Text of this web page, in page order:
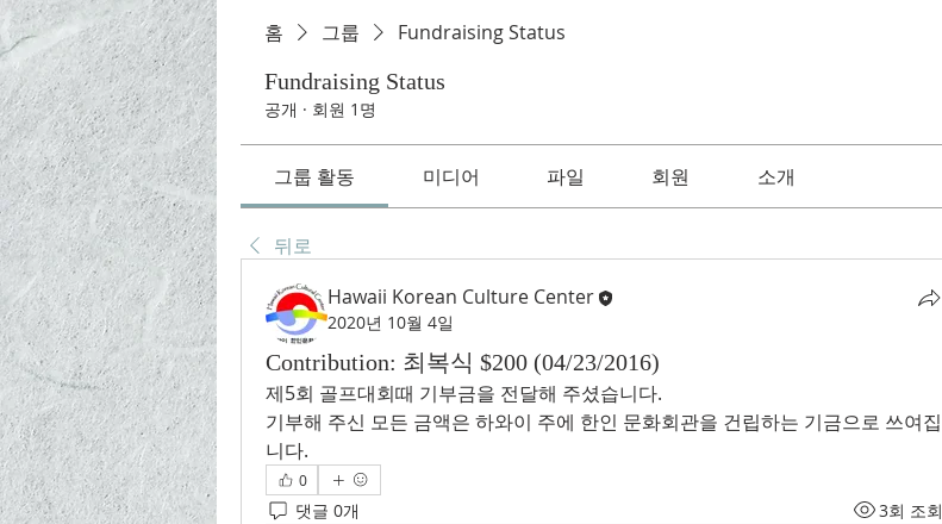
홈 그룹
Fundraising Status
Fundraising Status
공개 · 회원 1명
그룹 활동 미디어 파일 회원 소개
뒤로
Hawaii Korean Culture Center
2020년 10월 4일
Contribution: 최복식 $200 (04/23/2016)
제5회 골프대회때 기부금을 전달해 주셨습니다.
기부해 주신 모든 금액은 하와이 주에 한인 문화회관을 건립하는 기금으로 쓰여집
니다.
0
댓글 0개 3회 조회